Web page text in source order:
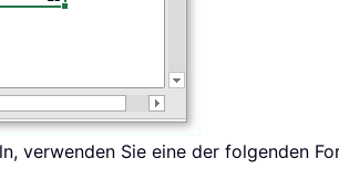
verwenden Sie eine der folgenden